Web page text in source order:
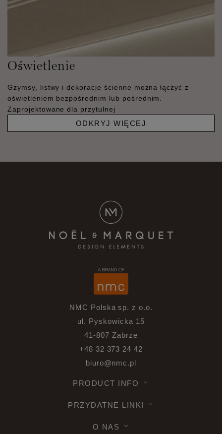
Oświetlenie
Gzymsy, listwy i dekoracje ścienne można łączyć z
oświetleniem bezpośrednim lub pośrednim.
Zaprojektowane dla przytulnej
ODKRYJ WIĘCEJ
NMC Polska sp. z o.o.
ul. Pyskowicka 15
41-807 Zabrze
+48 32 373 24 42
biuro@nmc.pl
PRODUCT INFO
PRZYDATNE LINKI
O NAS